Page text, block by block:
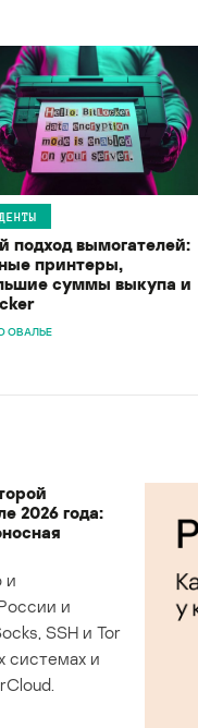
подход вымогателей:
принтеры,
суммы выкупа и
ОВАЛЬЕ
2026 года:
и
и
SSH и Tor
системах и